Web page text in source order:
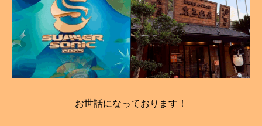
お世話になっております！